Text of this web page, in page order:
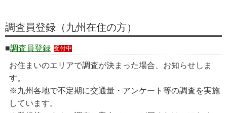
調査員登録（九州在住の方）
調査員登録 受付中
お住まいのエリアで調査が決まった場合、お知らせしま
す。
※九州各地で不定期に交通量・アンケート等の調査を実施
しています。